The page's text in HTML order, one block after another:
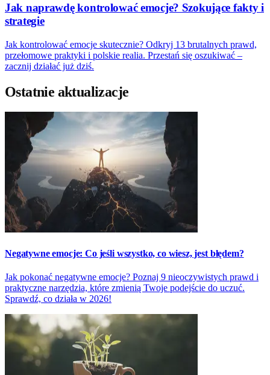
Jak naprawdę kontrolować emocje? Szokujące fakty i
strategie
Jak kontrolować emocje skutecznie? Odkryj 13 brutalnych prawd,
przełomowe praktyki i polskie realia. Przestań się oszukiwać –
zacznij działać już dziś.
Ostatnie aktualizacje
Negatywne emocje: Co jeśli wszystko, co wiesz, jest błędem?
Jak pokonać negatywne emocje? Poznaj 9 nieoczywistych prawd i
praktyczne narzędzia, które zmienią Twoje podejście do uczuć.
Sprawdź, co działa w 2026!